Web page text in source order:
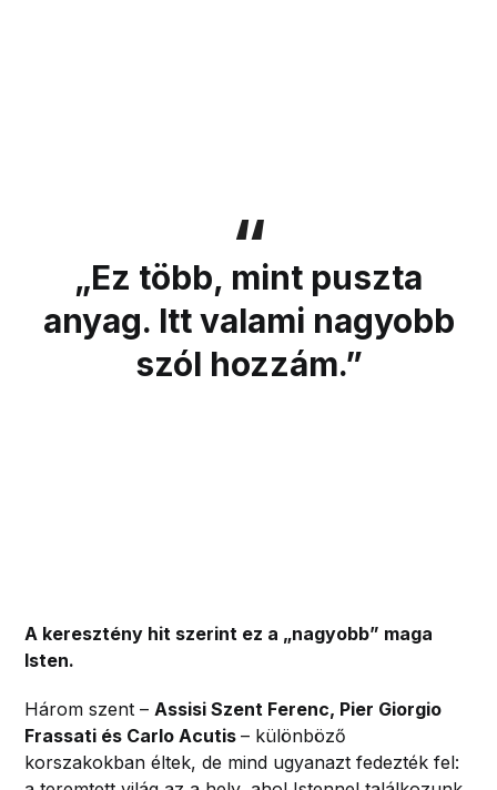
„Ez több, mint puszta
anyag. Itt valami nagyobb
szól hozzám.”
A keresztény hit szerint ez a „nagyobb” maga
Isten.
Három szent –Assisi Szent Ferenc, Pier Giorgio
Frassati és Carlo Acutis– különböző
korszakokban éltek, de mind ugyanazt fedezték fel: